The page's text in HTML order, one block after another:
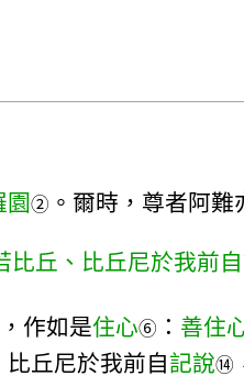
園② 。爾時，尊者阿難
比丘、比丘尼於我前
，作如是住心⑥ ： 善住
比丘尼於我前自記說⑭